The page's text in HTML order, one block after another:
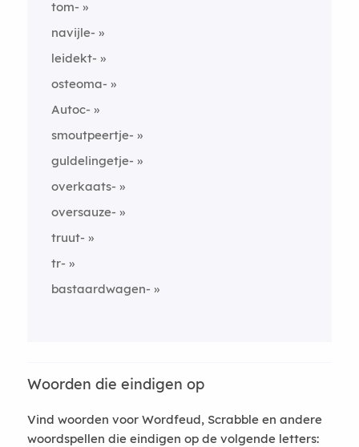
tom-
navijle-
leidekt-
osteoma-
Autoc-
smoutpeertje-
guldelingetje-
overkaats-
oversauze-
truut-
tr-
bastaardwagen-
Woorden die eindigen op
Vind woorden voor Wordfeud, Scrabble en andere
woordspellen die eindigen op de volgende letters: